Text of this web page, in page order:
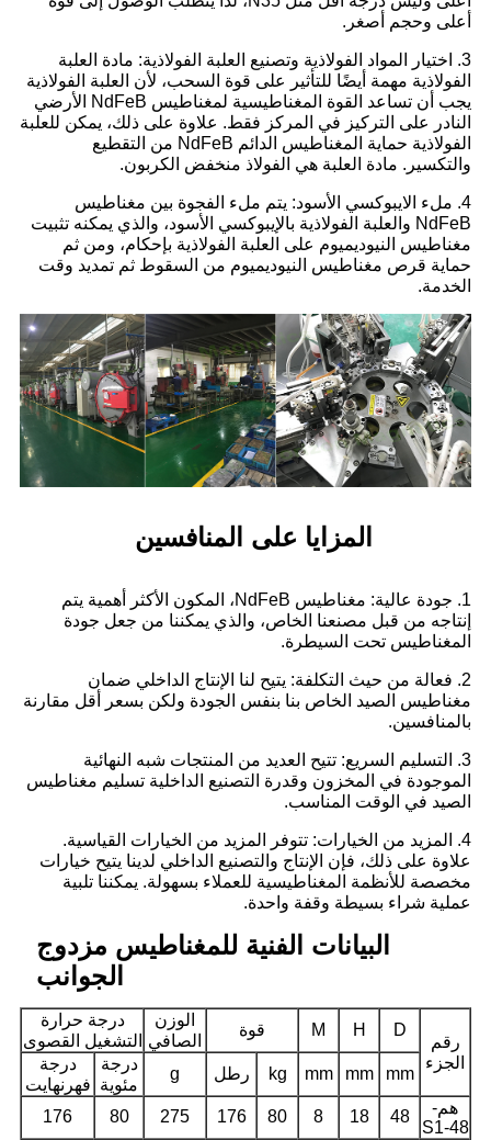
أعلى وحجم أصغر.
3. اختيار المواد الفولاذية وتصنيع العلبة الفولاذية: مادة العلبة
الفولاذية مهمة أيضًا للتأثير على قوة السحب، لأن العلبة الفولاذية
يجب أن تساعد القوة المغناطيسية لمغناطيس NdFeB الأرضي
النادر على التركيز في المركز فقط. علاوة على ذلك، يمكن للعلبة
الفولاذية حماية المغناطيس الدائم NdFeB من التقطيع
والتكسير. مادة العلبة هي الفولاذ منخفض الكربون.
4. ملء الايبوكسي الأسود: يتم ملء الفجوة بين مغناطيس
NdFeB والعلبة الفولاذية بالإيبوكسي الأسود، والذي يمكنه تثبيت
مغناطيس النيوديميوم على العلبة الفولاذية بإحكام، ومن ثم
حماية قرص مغناطيس النيوديميوم من السقوط ثم تمديد وقت
الخدمة.
المزايا على المنافسين
1. جودة عالية: مغناطيس NdFeB، المكون الأكثر أهمية يتم
إنتاجه من قبل مصنعنا الخاص، والذي يمكننا من جعل جودة
المغناطيس تحت السيطرة.
2. فعالة من حيث التكلفة: يتيح لنا الإنتاج الداخلي ضمان
مغناطيس الصيد الخاص بنا بنفس الجودة ولكن بسعر أقل مقارنة
بالمنافسين.
3. التسليم السريع: تتيح العديد من المنتجات شبه النهائية
الموجودة في المخزون وقدرة التصنيع الداخلية تسليم مغناطيس
الصيد في الوقت المناسب.
4. المزيد من الخيارات: تتوفر المزيد من الخيارات القياسية.
علاوة على ذلك، فإن الإنتاج والتصنيع الداخلي لدينا يتيح خيارات
مخصصة للأنظمة المغناطيسية للعملاء بسهولة. يمكننا تلبية
عملية شراء بسيطة وقفة واحدة.
البيانات الفنية للمغناطيس مزدوج
الجوانب
رقم
الجزء
D
H
M قوة
الوزن
الصافي
درجة حرارة
التشغيل القصوى
mm
mm
mm
kg رطل g
درجة
مئوية
درجة
فهرنهايت
هم-
S1-48
48
18
8
80
176
275
80
176